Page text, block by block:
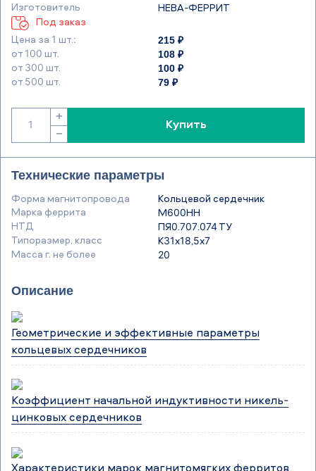
Изготовитель
НЕВА-ФЕРРИТ
Под заказ
Цена за 1 шт.:
215 ₽
от 100 шт. 108 ₽
от 300 шт. 100 ₽
от 500 шт. 79 ₽
−
+
Купить
Технические параметры
Форма магнитопровода
Кольцевой сердечник
Марка феррита
М600НН
НТД
ПЯ0.707.074 ТУ
Типоразмер, класс
К31х18,5х7
Масса г. не более
20
Описание
Геометрические и эффективные параметры
кольцевых сердечников
Коэффициент начальной индуктивности никель-
цинковых сердечников